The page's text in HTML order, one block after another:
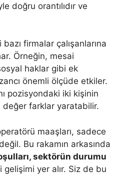
doğru orantılıdır ve
firmalar çalışanlarına
Örneğin, mesai
haklar gibi ek
önemli ölçüde etkiler.
pozisyondaki iki kişinin
değer farklar yaratabilir.
maaşları, sadece
Bu rakamın arkasında
sektörün durumu
yer alır. Siz de bu